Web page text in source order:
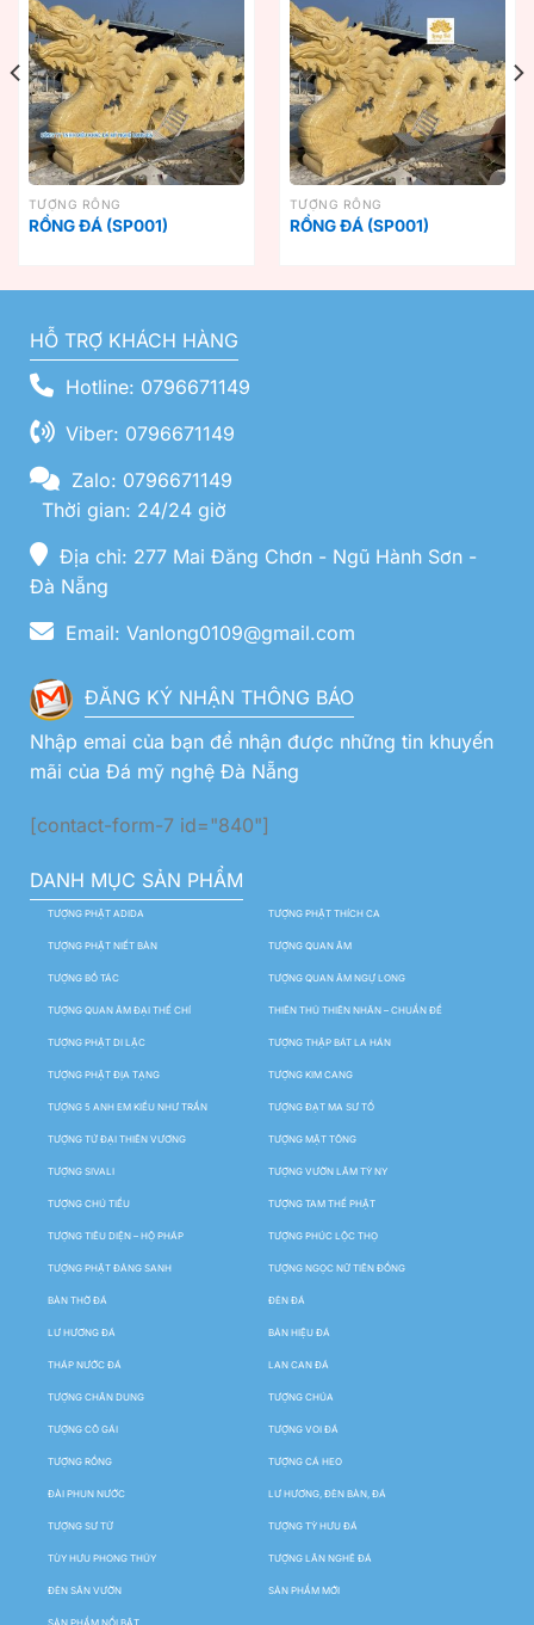
TƯỢNG RỒNG
RỒNG ĐÁ (SP001)
TƯỢNG RỒNG
RỒNG ĐÁ (SP001)
HỖ TRỢ KHÁCH HÀNG
Hotline: 0796671149
Viber: 0796671149
Zalo: 0796671149
Thời gian: 24/24 giờ
Địa chỉ: 277 Mai Đăng Chơn - Ngũ Hành Sơn -
Đà Nẵng
Email: Vanlong0109@gmail.com
ĐĂNG KÝ NHẬN THÔNG BÁO
Nhập emai của bạn để nhận được những tin khuyến
mãi của Đá mỹ nghệ Đà Nẵng
[contact-form-7 id="840"]
DANH MỤC SẢN PHẨM
TƯỢNG PHẬT ADIDA TƯỢNG PHẬT THÍCH CA
TƯỢNG PHẬT NIẾT BÀN TƯỢNG QUAN ÂM
TƯỢNG BỒ TÁC TƯỢNG QUAN ÂM NGỰ LONG
TƯỢNG QUAN ÂM ĐẠI THẾ CHÍ THIÊN THỦ THIÊN NHÃN – CHUẨN ĐỀ
TƯỢNG PHẬT DI LẶC TƯỢNG THẬP BÁT LA HÁN
TƯỢNG PHẬT ĐỊA TẠNG TƯỢNG KIM CANG
TƯỢNG 5 ANH EM KIỀU NHƯ TRẦN TƯỢNG ĐẠT MA SƯ TỔ
TƯỢNG TỨ ĐẠI THIÊN VƯƠNG TƯỢNG MẬT TÔNG
TƯỢNG SIVALI TƯỢNG VƯỜN LÂM TỲ NY
TƯỢNG CHÚ TIỂU TƯỢNG TAM THẾ PHẬT
TƯỢNG TIÊU DIỆN – HỘ PHÁP TƯỢNG PHÚC LỘC THỌ
TƯỢNG PHẬT ĐẢNG SANH TƯỢNG NGỌC NỮ TIÊN ĐỒNG
BÀN THỜ ĐÁ ĐÈN ĐÁ
LƯ HƯƠNG ĐÁ BẢN HIỆU ĐÁ
THÁP NƯỚC ĐÁ LAN CAN ĐÁ
TƯỢNG CHÂN DUNG TƯỢNG CHÚA
TƯỢNG CÔ GÁI TƯỢNG VOI ĐÁ
TƯỢNG RỒNG TƯỢNG CÁ HEO
ĐÀI PHUN NƯỚC LƯ HƯƠNG, ĐÈN BÀN, ĐÁ
TƯỢNG SƯ TỬ TƯỢNG TỲ HƯU ĐÁ
TÙY HƯU PHONG THỦY TƯỢNG LÂN NGHÊ ĐÁ
ĐÈN SÂN VƯỜN SẢN PHẨM MỚI